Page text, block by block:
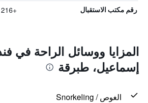
رقم مكتب الاستقبال +216 7195 1453
المزايا ووسائل الراحة في
إسماعيل، طبرقة
الغوص / Snorkeling